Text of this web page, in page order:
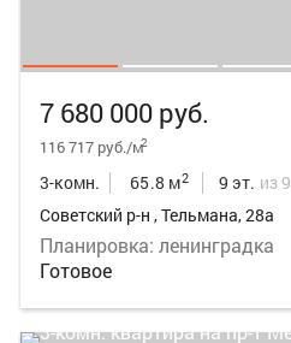
7 680 000 руб.
116 717 руб./м2
3-комн. 65.8 м2 9 эт. из 9
Советский р-н , Тельмана, 28а
Планировка: ленинградка
Готовое